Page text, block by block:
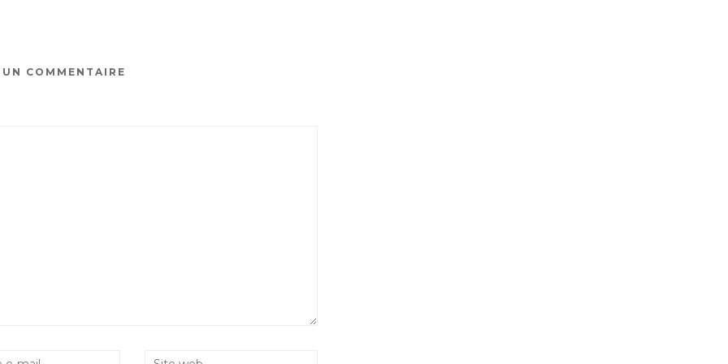
UN COMMENTAIRE